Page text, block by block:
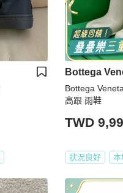
Bottega
Bottega
高跟 雨鞋
TWD
狀況良好 本